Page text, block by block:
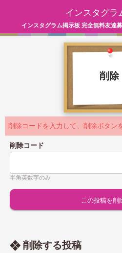
インスタグラ
インスタグラム掲示板 完全無料友達
削除
削除コードを入力して、削除ボタン
削除コード
半角英数字のみ
削除する投稿